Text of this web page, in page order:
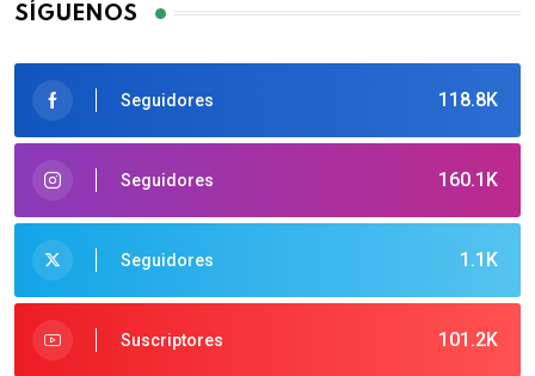
SÍGUENOS
118.8K
Seguidores
160.1K
Seguidores
1.1K
Seguidores
101.2K
Suscriptores